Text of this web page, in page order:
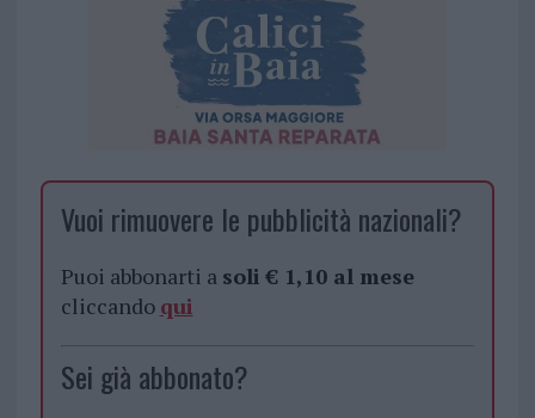
Vuoi rimuovere le pubblicità nazionali?
Puoi abbonarti a soli € 1,10 al mese
cliccando qui
Sei già abbonato?